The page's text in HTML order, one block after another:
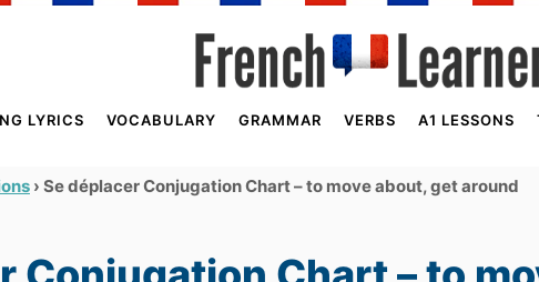
LYRICS VOCABULARY GRAMMAR VERBS A1 LESSONS
› Se déplacer Conjugation Chart – to move about, get around